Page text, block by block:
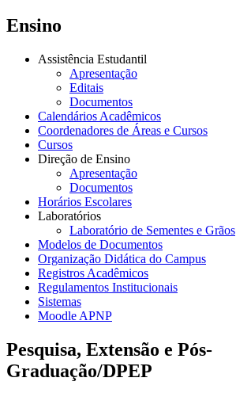
Ensino
Assistência Estudantil
Apresentação
Editais
Documentos
Calendários Acadêmicos
Coordenadores de Áreas e Cursos
Cursos
Direção de Ensino
Apresentação
Documentos
Horários Escolares
Laboratórios
Laboratório de Sementes e Grãos
Modelos de Documentos
Organização Didática do Campus
Registros Acadêmicos
Regulamentos Institucionais
Sistemas
Moodle APNP
Pesquisa, Extensão e Pós-
Graduação/DPEP